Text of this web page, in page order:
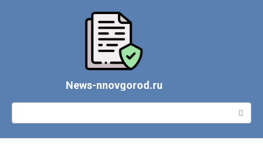
News-nnovgorod.ru
Поиск: